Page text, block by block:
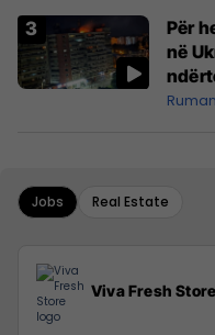
Për
në
Jobs Real Estate
Viva Fresh Store